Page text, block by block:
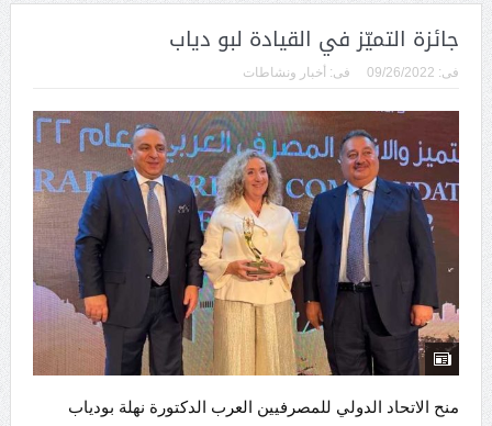
جائزة التميّز في القيادة لبو دياب
فى: 09/26/2022 فى: أخبار ونشاطات
منح الاتحاد الدولي للمصرفيين العرب الدكتورة نهلة بودياب